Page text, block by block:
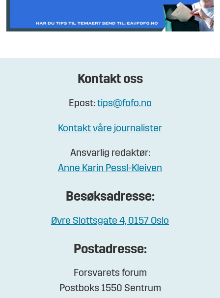
Kontakt oss
Epost: tips@fofo.no
Kontakt våre journalister
Ansvarlig redaktør:
Anne Karin Pessl-Kleiven
Besøksadresse:
Øvre Slottsgate 4, 0157 Oslo
Postadresse:
Forsvarets forum
Postboks 1550 Sentrum